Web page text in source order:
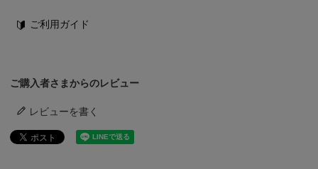
ご利用ガイド
ご購入者さまからのレビュー
レビューを書く